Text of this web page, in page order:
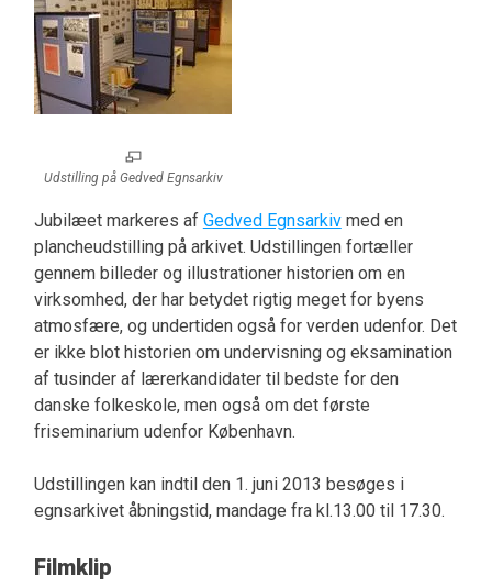
Udstilling på Gedved Egnsarkiv
Jubilæet markeres af Gedved Egnsarkivmed en
plancheudstilling på arkivet. Udstillingen fortæller
gennem billeder og illustrationer historien om en
virksomhed, der har betydet rigtig meget for byens
atmosfære, og undertiden også for verden udenfor. Det
er ikke blot historien om undervisning og eksamination
af tusinder af lærerkandidater til bedste for den
danske folkeskole, men også om det første
friseminarium udenfor København.
Udstillingen kan indtil den 1. juni 2013 besøges i
egnsarkivet åbningstid, mandage fra kl.13.00 til 17.30.
Filmklip